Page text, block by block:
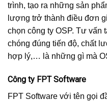
trình, tạo ra những sản
lượng trở thành điều đơn
chọn công ty OSP. Tư vấn
chóng đúng tiến độ, chất
hợp lý,… là những gì mà
Công ty FPT Software
FPT Software với tên gọi